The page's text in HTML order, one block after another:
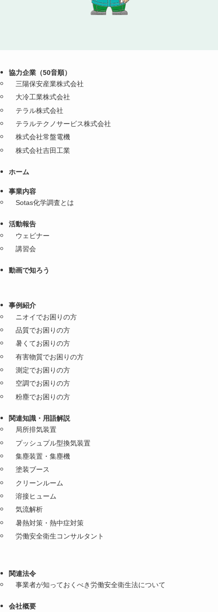
協力企業（50音順）
三陽保安産業株式会社
大冷工業株式会社
テラル株式会社
テラルテクノサービス株式会社
株式会社常盤電機
株式会社吉田工業
ホーム
事業内容
Sotas化学調査とは
活動報告
ウェビナー
講習会
動画で知ろう
事例紹介
ニオイでお困りの方
品質でお困りの方
暑くてお困りの方
有害物質でお困りの方
測定でお困りの方
空調でお困りの方
粉塵でお困りの方
関連知識・用語解説
局所排気装置
プッシュプル型換気装置
集塵装置・集塵機
塗装ブース
クリーンルーム
溶接ヒューム
気流解析
暑熱対策・熱中症対策
労働安全衛生コンサルタント
関連法令
事業者が知っておくべき労働安全衛生法について
会社概要